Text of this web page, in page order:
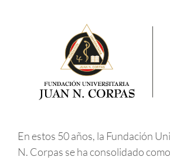
En estos 50 años, la Fundación
N. Corpas se ha consolidado